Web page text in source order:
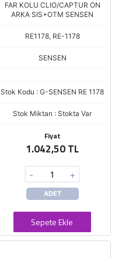
FAR KOLU CLIO/CAPTUR ON
ARKA SIS+OTM SENSEN
RE1178, RE-1178
SENSEN
Stok Kodu : G-SENSEN RE 1178
Stok Miktarı : Stokta Var
Fiyat
1.042,50 TL
- +
ADET
Sepete Ekle